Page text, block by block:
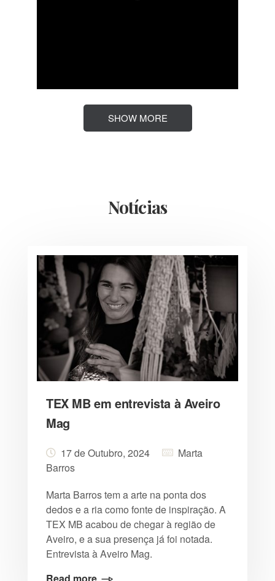
SHOW MORE
Notícias
TEX MB em entrevista à Aveiro
Mag
17 de Outubro, 2024
Marta
Barros
Marta Barros tem a arte na ponta dos
dedos e a ria como fonte de inspiração. A
TEX MB acabou de chegar à região de
Aveiro, e a sua presença já foi notada.
Entrevista à Aveiro Mag.
Read more